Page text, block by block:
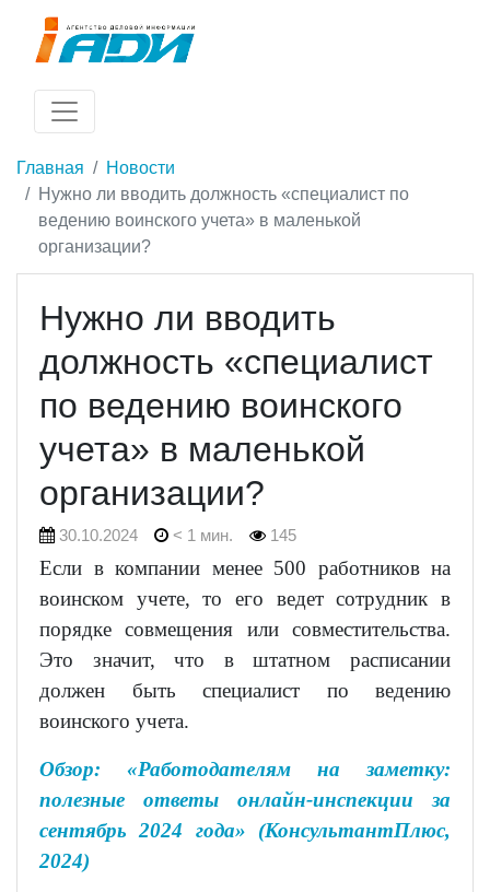
Главная
Новости
Нужно ли вводить должность «специалист по
ведению воинского учета» в маленькой
организации?
Нужно ли вводить
должность «специалист
по ведению воинского
учета» в маленькой
организации?
30.10.2024 < 1 мин. 145
Если в компании менее 500 работников на
воинском учете, то его ведет сотрудник в
порядке совмещения или совместительства.
Это значит, что в штатном расписании
должен быть специалист по ведению
воинского учета.
Обзор: «Работодателям на заметку:
полезные ответы онлайн-инспекции за
сентябрь 2024 года» (КонсультантПлюс,
2024)